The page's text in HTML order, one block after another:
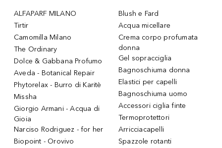
ALFAPARF MILANO
Tirtir
Camomilla Milano
The Ordinary
Dolce & Gabbana Profumo
Aveda - Botanical Repair
Phytorelax - Burro di Karitè
Missha
Giorgio Armani - Acqua di
Gioia
Narciso Rodriguez - for her
Biopoint - Orovivo
Blush e Fard
Acqua micellare
Crema corpo profumata
donna
Gel sopracciglia
Bagnoschiuma donna
Elastici per capelli
Bagnoschiuma uomo
Accessori ciglia finte
Termoprotettori
Arricciacapelli
Spazzole rotanti